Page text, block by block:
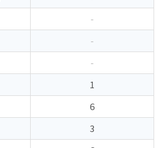
-
-
-
1
6
3